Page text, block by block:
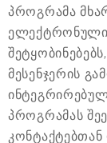
პროგრამა
ელექტრონული
მესენჯერის
პროგრამას